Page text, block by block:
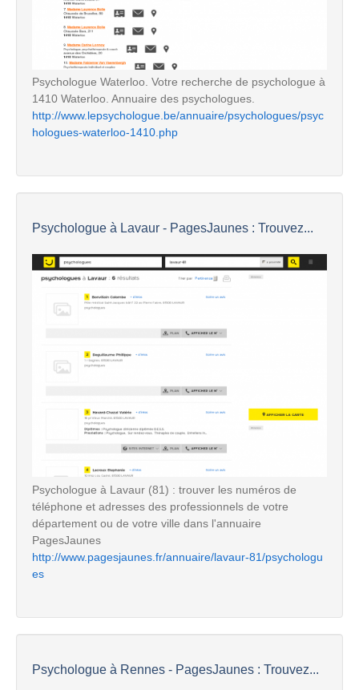
Psychologue Waterloo. Votre recherche de psychologue à
1410 Waterloo. Annuaire des psychologues.
http://www.lepsychologue.be/annuaire/psychologues/psyc
hologues-waterloo-1410.php
Psychologue à Lavaur - PagesJaunes : Trouvez...
Psychologue à Lavaur (81) : trouver les numéros de
téléphone et adresses des professionnels de votre
département ou de votre ville dans l'annuaire
PagesJaunes
http://www.pagesjaunes.fr/annuaire/lavaur-81/psychologu
es
Psychologue à Rennes - PagesJaunes : Trouvez...